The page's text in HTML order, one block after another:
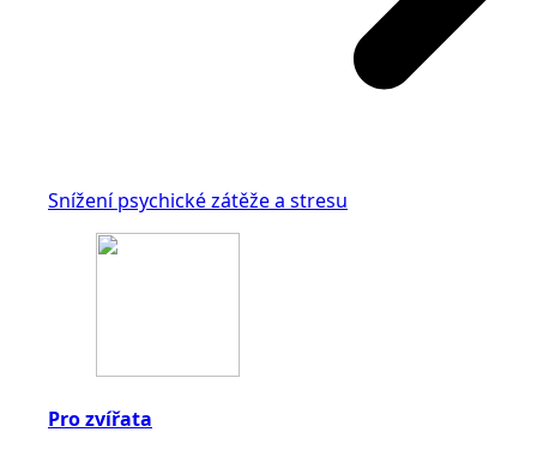
Snížení psychické zátěže a stresu
Pro zvířata